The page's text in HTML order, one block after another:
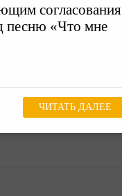
согласования
песню «Что мне
ЧИТАТЬ ДАЛЕЕ